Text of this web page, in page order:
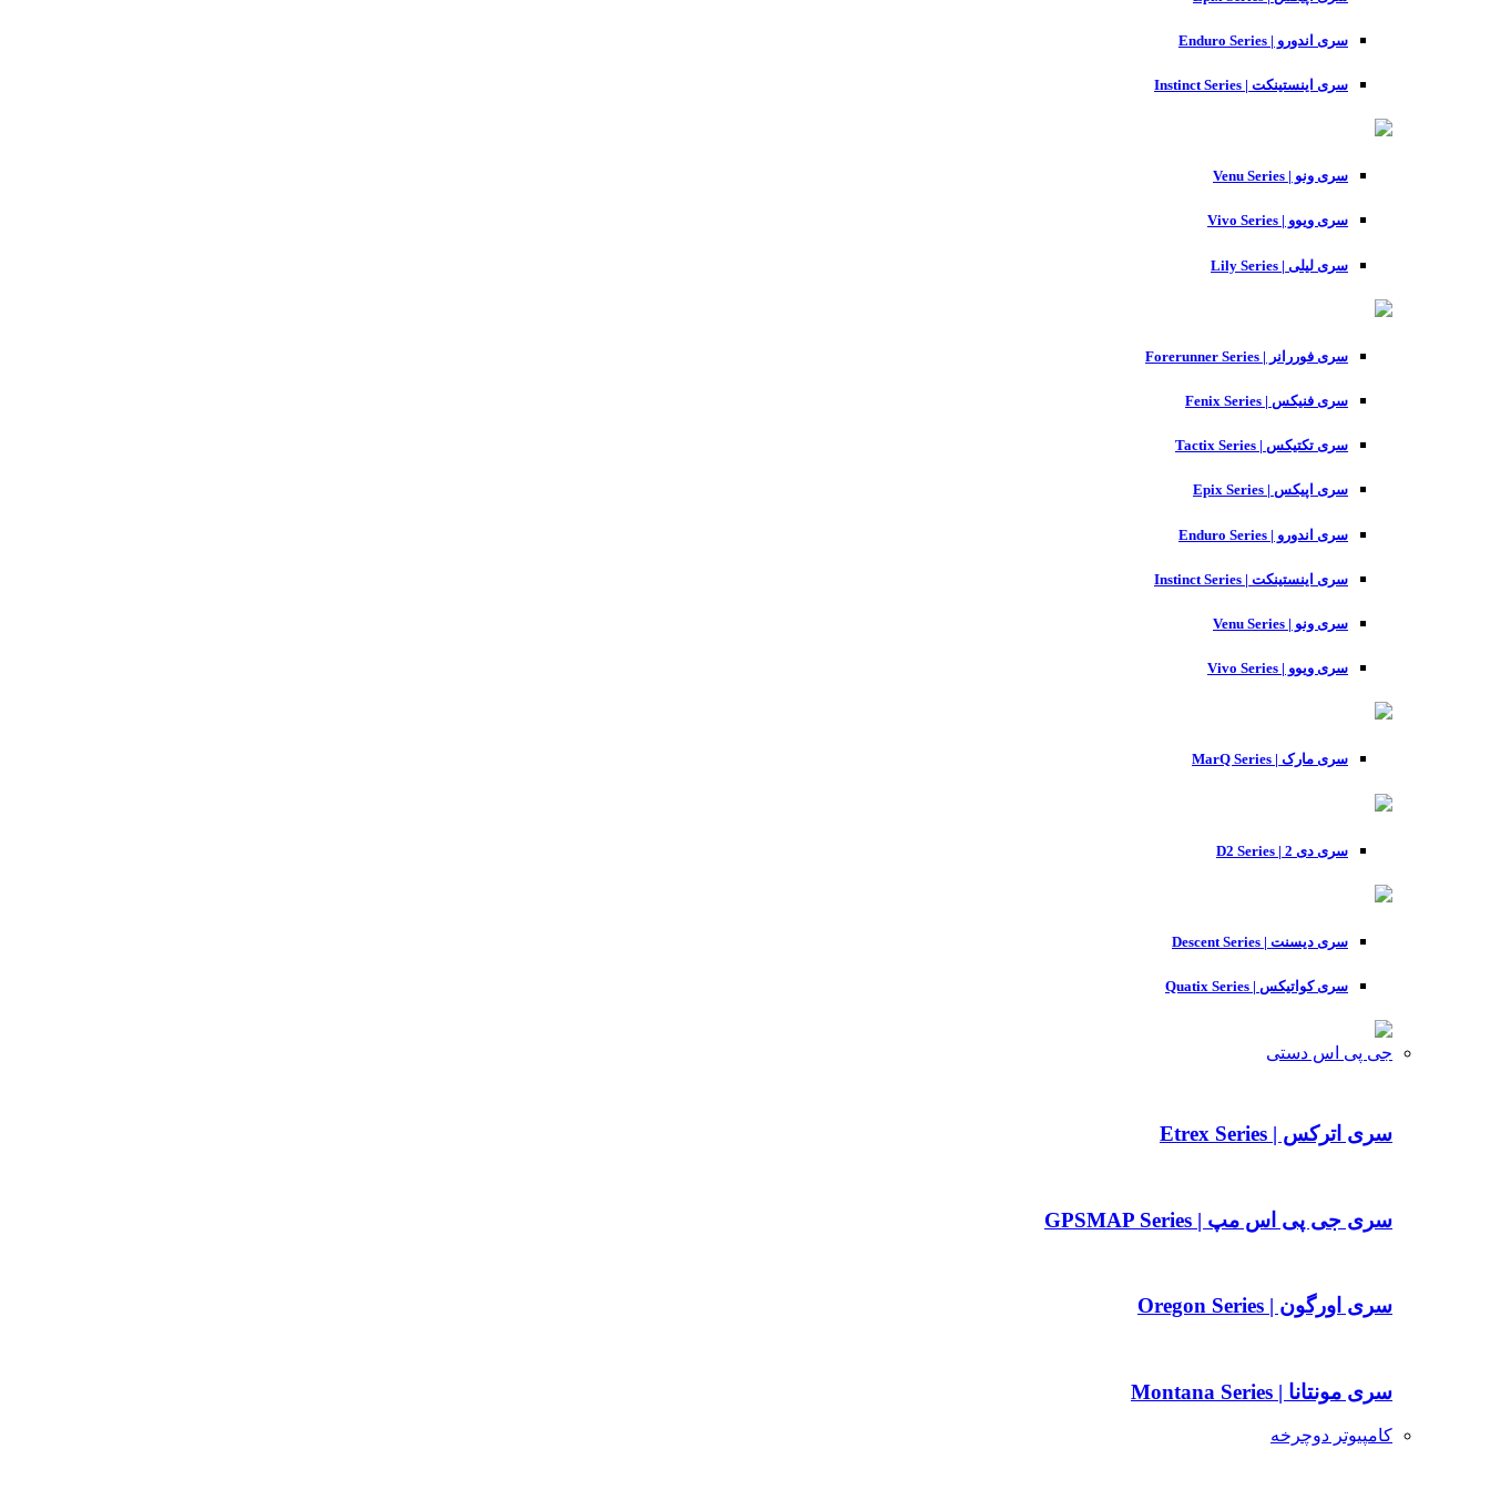
سری اندورو | Enduro Series
سری اینستینکت | Instinct Series
سری ونو | Venu Series
سری ویوو | Vivo Series
سری لیلی | Lily Series
سری فوررانر | Forerunner Series
سری فنیکس | Fenix Series
سری تکتیکس | Tactix Series
سری اپیکس | Epix Series
سری اندورو | Enduro Series
سری اینستینکت | Instinct Series
سری ونو | Venu Series
سری ویوو | Vivo Series
سری مارک | MarQ Series
سری دی 2 | D2 Series
سری دیسنت | Descent Series
سری کواتیکس | Quatix Series
جی پی اس دستی
سری اترکس | Etrex Series
سری جی پی اس مپ | GPSMAP Series
سری اورگون | Oregon Series
سری مونتانا | Montana Series
کامپیوتر دوچرخه